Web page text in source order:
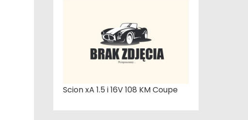
Scion xA 1.5 i 16V 108 KM Coupe